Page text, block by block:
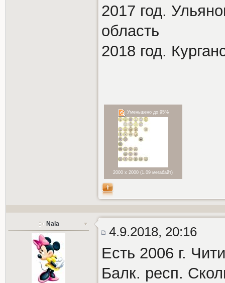
2017 год.
область
2018 год.
Уменьшено до 95%
2000 x 2000 (1.09 мегабайт)
Nala
4.9.2018, 20:16
Есть 2006 г.
Балк. респ.